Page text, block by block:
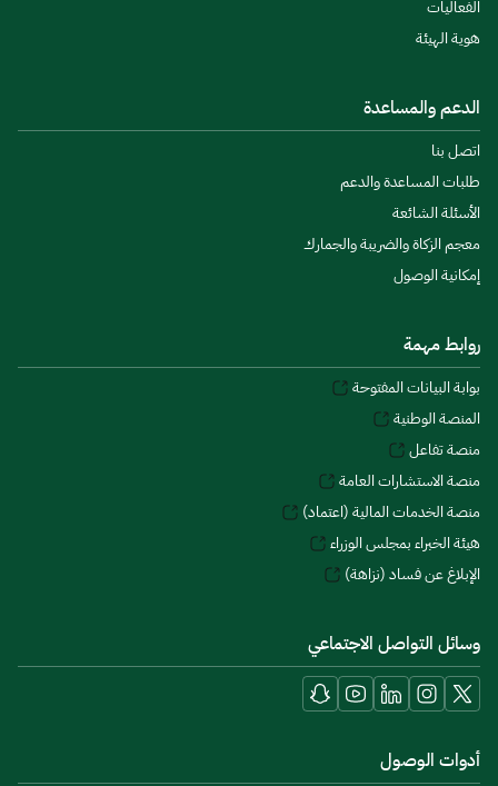
الفعاليات
هوية الهيئة
الدعم والمساعدة
اتصل بنا
طلبات المساعدة والدعم
الأسئلة الشائعة
معجم الزكاة والضريبة والجمارك
إمكانية الوصول
روابط مهمة
بوابة البيانات المفتوحة
المنصة الوطنية
منصة تفاعل
منصة الاستشارات العامة
منصة الخدمات المالية (اعتماد)
هيئة الخبراء بمجلس الوزراء
الإبلاغ عن فساد (نزاهة)
وسائل التواصل الاجتماعي
أدوات الوصول